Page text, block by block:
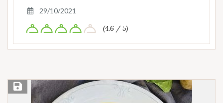
29/10/2021
(4.6 / 5)
Save Recipe